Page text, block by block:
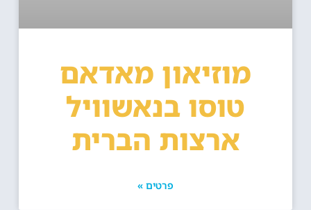
מוזיאון מאדאם
טוסו בנאשוויל
ארצות הברית
פרטים »